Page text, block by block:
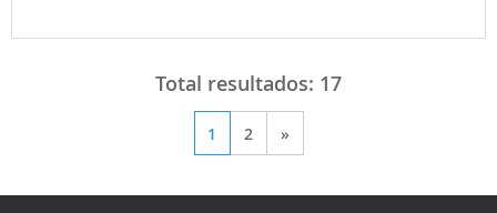
Total resultados: 17
1 2 »